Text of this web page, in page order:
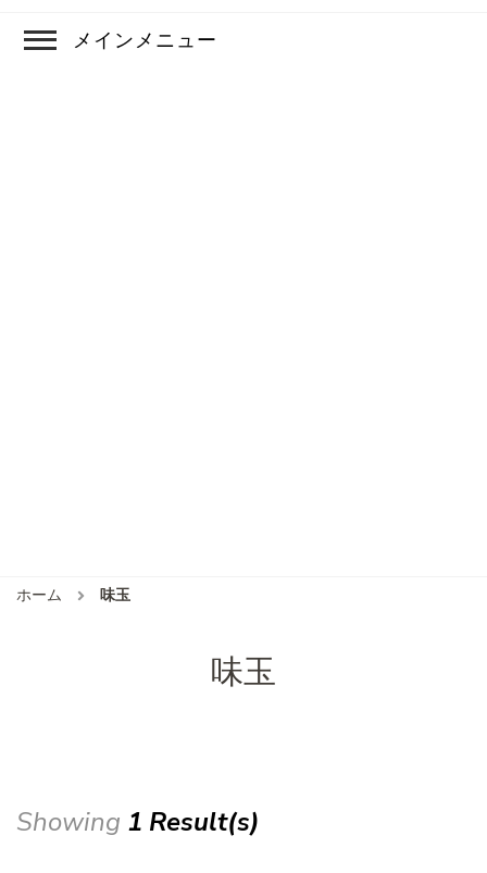
メインメニュー
ホーム 味玉
味玉
Showing 1 Result(s)